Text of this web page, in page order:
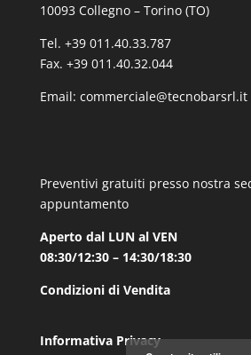
10093 Collegno – Torino (TO)
Tel. +39 011.40.33.787
Fax. +39 011.40.32.044
Email: commerciale@tecnobarsrl.it
Preventivi gratuiti presso nostra
appuntamento
Aperto dal LUN al VEN
08:30/12:30 – 14:30/18:30
Condizioni di Vendita
Informativa Privacy